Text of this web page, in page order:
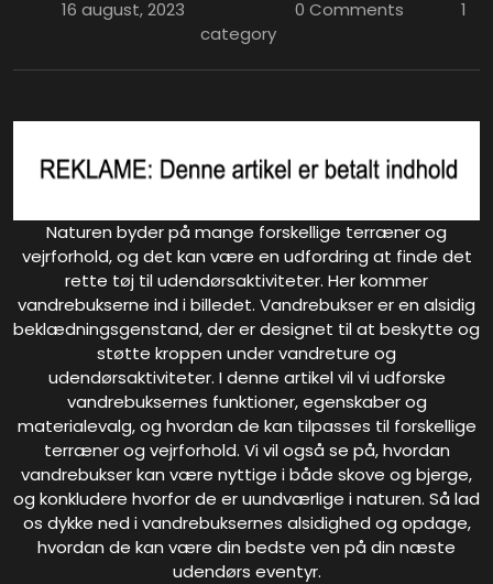
16 august, 2023 0 Comments
1
category
Naturen byder på mange forskellige terræner og
vejrforhold, og det kan være en udfordring at finde det
rette tøj til udendørsaktiviteter. Her kommer
vandrebukserne ind i billedet. Vandrebukser er en alsidig
beklædningsgenstand, der er designet til at beskytte og
støtte kroppen under vandreture og
udendørsaktiviteter. I denne artikel vil vi udforske
vandrebuksernes funktioner, egenskaber og
materialevalg, og hvordan de kan tilpasses til forskellige
terræner og vejrforhold. Vi vil også se på, hvordan
vandrebukser kan være nyttige i både skove og bjerge,
og konkludere hvorfor de er uundværlige i naturen. Så lad
os dykke ned i vandrebuksernes alsidighed og opdage,
hvordan de kan være din bedste ven på din næste
udendørs eventyr.